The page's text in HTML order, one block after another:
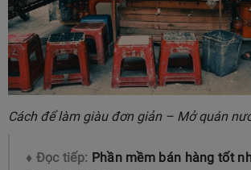
Cách để làm giàu đơn giản – Mở quán
♦ Đọc tiếp: Phần mềm bán hàng tốt